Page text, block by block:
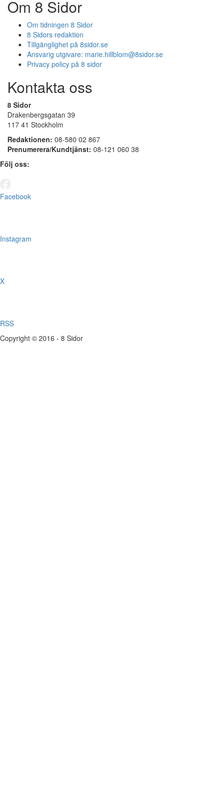
Om 8 Sidor
Om tidningen 8 Sidor
8 Sidors redaktion
Tillgänglighet på 8sidor.se
Ansvarig utgivare: marie.hillblom@8sidor.se
Privacy policy på 8 sidor
Kontakta oss
8 Sidor
Drakenbergsgatan 39
117 41 Stockholm
Redaktionen: 08-580 02 867
Prenumerera/Kundtjänst: 08-121 060 38
Följ oss:
Facebook
Instagram
X
RSS
Copyright © 2016 - 8 Sidor